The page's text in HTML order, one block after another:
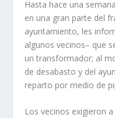
Hasta hace una
en una gran parte del
ayuntamiento, les
algunos vecinos– que
un transformador; al
de desabasto y del
reparto por medio de
Los vecinos exigieron